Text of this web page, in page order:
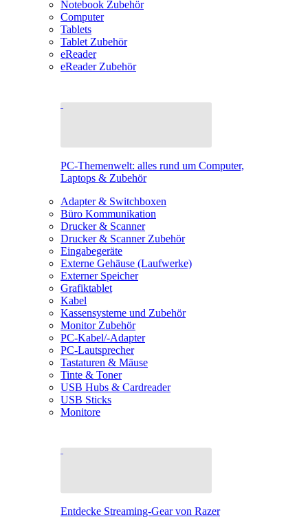
Notebook Zubehör
Computer
Tablets
Tablet Zubehör
eReader
eReader Zubehör
PC-Themenwelt: alles rund um Computer,
Laptops & Zubehör
Adapter & Switchboxen
Büro Kommunikation
Drucker & Scanner
Drucker & Scanner Zubehör
Eingabegeräte
Externe Gehäuse (Laufwerke)
Externer Speicher
Grafiktablet
Kabel
Kassensysteme und Zubehör
Monitor Zubehör
PC-Kabel/-Adapter
PC-Lautsprecher
Tastaturen & Mäuse
Tinte & Toner
USB Hubs & Cardreader
USB Sticks
Monitore
Entdecke Streaming-Gear von Razer